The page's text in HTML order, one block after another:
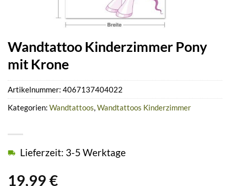
Wandtattoo Kinderzimmer Pony
mit Krone
19,99 €
Lieferzeit: 3-5 Werktage
Artikelnummer: 4067137404022
Kategorien: Wandtattoos Wandtattoos Kinderzimmer